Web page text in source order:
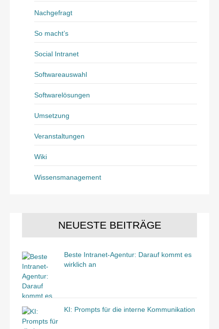
Nachgefragt
So macht’s
Social Intranet
Softwareauswahl
Softwarelösungen
Umsetzung
Veranstaltungen
Wiki
Wissensmanagement
NEUESTE BEITRÄGE
Beste Intranet-Agentur: Darauf kommt es
wirklich an
KI: Prompts für die interne Kommunikation